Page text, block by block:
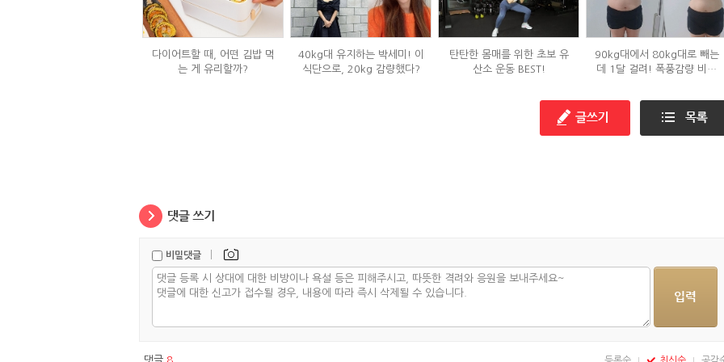
다이어트할 때, 어떤 김밥 먹
는 게 유리할까?
40kg대 유지하는 박세미! 이
식단으로, 20kg 감량했다?
탄탄한 몸매를 위한 초보 유
산소 운동 BEST!
90kg대에서 80kg대로 빼는
데 1달 걸려! 폭풍감량 비결
비밀댓글